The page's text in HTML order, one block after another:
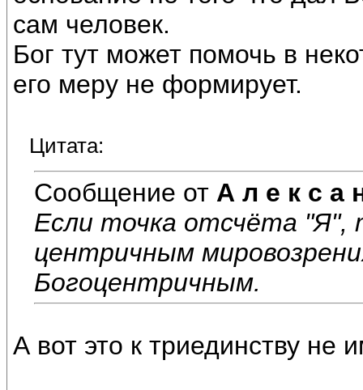
сам человек.
Бог тут может помочь в
его меру не формирует.
Цитата:
Сообщение от А л е к с а
Если точка отсчёта "Я",
центричным
Богоцентричным.
А вот это к триединству не